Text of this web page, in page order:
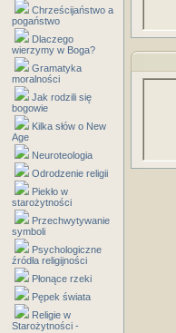
Chrześcijaństwo a
pogaństwo
Dlaczego
wierzymy w Boga?
Gramatyka
moralności
Jak rodzili się
bogowie
Kilka słów o New
Age
Neuroteologia
Odrodzenie religii
Piekło w
starożytności
Przechwytywanie
symboli
Psychologiczne
źródła religijności
Płonące rzeki
Pępek świata
Religie w
Starożytności -